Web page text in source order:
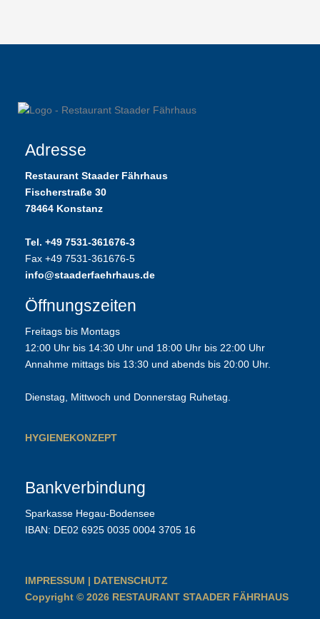
Adresse
Restaurant Staader Fährhaus
Fischerstraße 30
78464 Konstanz
Tel. +49 7531-361676-3
Fax +49 7531-361676-5
info@staaderfaehrhaus.de
Öffnungszeiten
Freitags bis Montags
12:00 Uhr bis 14:30 Uhr und 18:00 Uhr bis 22:00 Uhr
Annahme mittags bis 13:30 und abends bis 20:00 Uhr.
Dienstag, Mittwoch und Donnerstag Ruhetag.
HYGIENEKONZEPT
Bankverbindung
Sparkasse Hegau-Bodensee
IBAN: DE02 6925 0035 0004 3705 16
IMPRESSUM
DATENSCHUTZ
Copyright © 2026 RESTAURANT STAADER FÄHRHAUS